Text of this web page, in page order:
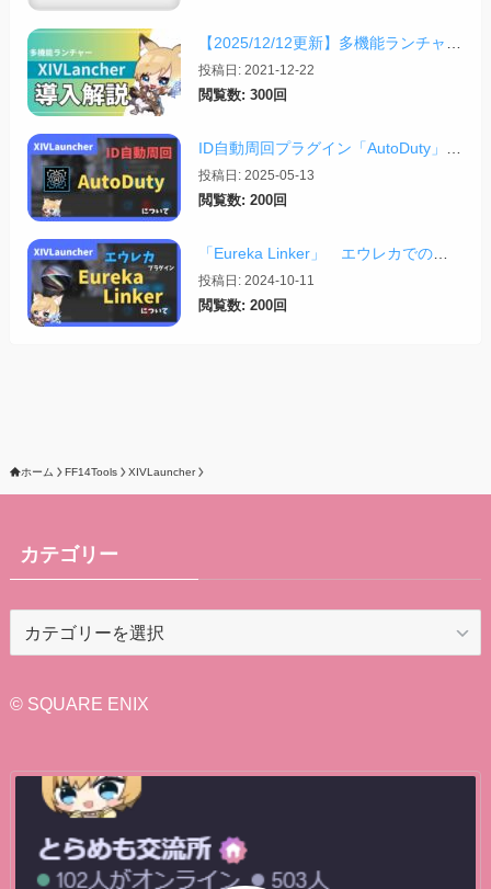
投稿日: 2021-12-22
閲覧数: 300回
投稿日: 2025-05-13
閲覧数: 200回
投稿日: 2024-10-11
閲覧数: 200回
ホーム FF14Tools XIVLauncher
カテゴリー
リ
© SQUARE ENIX